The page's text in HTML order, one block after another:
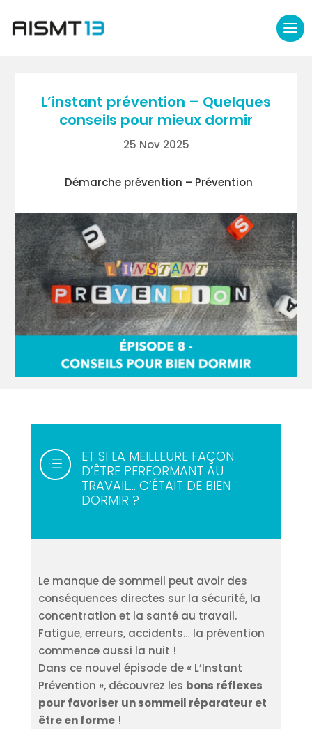
L’instant prévention – Quelques
conseils pour mieux dormir
25 Nov 2025
Démarche prévention – Prévention
d
ET SI LA MEILLEURE FAÇON
D’ÊTRE PERFORMANT AU
TRAVAIL… C’ÉTAIT DE BIEN
DORMIR ?
Le manque de sommeil peut avoir des
conséquences directes sur la sécurité, la
concentration et la santé au travail.
Fatigue, erreurs, accidents… la prévention
commence aussi la nuit !
Dans ce nouvel épisode de « L’Instant
Prévention », découvrez les bons réflexes
pour favoriser un sommeil réparateur et
être en forme!